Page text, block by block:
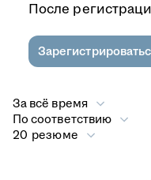
После
За всё время
По соответствию
20 резюме